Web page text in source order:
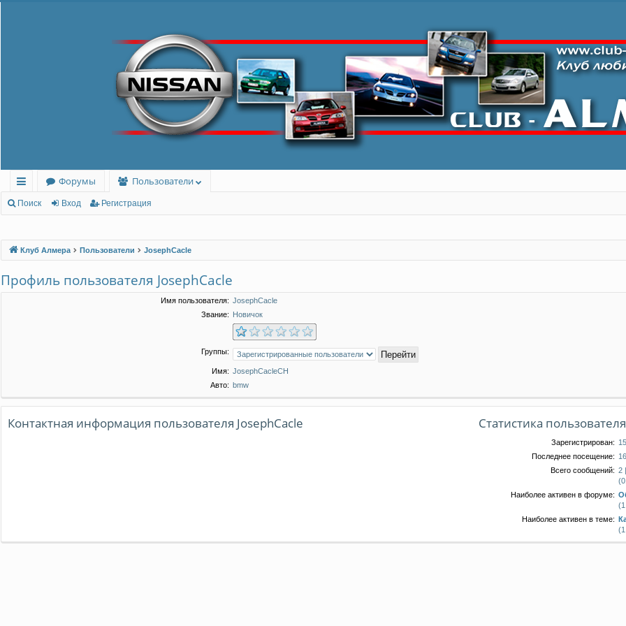
с
лк
Форумы
Пользователи
Поиск Вход Регистрация
Клуб Алмера Пользователи JosephCacle
Профиль пользователя JosephCacle
Имя пользователя: JosephCacle
Звание: Новичок
Группы:
Имя: JosephCacleCH
Авто: bmw
Контактная информация пользователя JosephCacle Статистика пользователя
Зарегистрирован:
Последнее посещение:
Всего сообщений: 2 |
Наиболее активен в форуме:
Наиболее активен в теме: